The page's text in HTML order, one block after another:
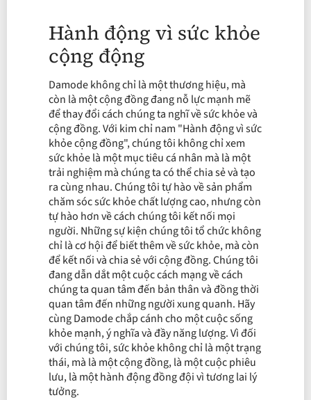
Hành động vì sức khỏe
cộng động
Damode không chỉ là một thương hiệu, mà
còn là một cộng đồng đang nỗ lực mạnh mẽ
để thay đổi cách chúng ta nghĩ về sức khỏe và
cộng đồng. Với kim chỉ nam "Hành động vì sức
khỏe cộng đồng", chúng tôi không chỉ xem
sức khỏe là một mục tiêu cá nhân mà là một
trải nghiệm mà chúng ta có thể chia sẻ và tạo
ra cùng nhau. Chúng tôi tự hào về sản phẩm
chăm sóc sức khỏe chất lượng cao, nhưng còn
tự hào hơn về cách chúng tôi kết nối mọi
người. Những sự kiện chúng tôi tổ chức không
chỉ là cơ hội để biết thêm về sức khỏe, mà còn
để kết nối và chia sẻ với cộng đồng. Chúng tôi
đang dẫn dắt một cuộc cách mạng về cách
chúng ta quan tâm đến bản thân và đồng thời
quan tâm đến những người xung quanh. Hãy
cùng Damode chắp cánh cho một cuộc sống
khỏe mạnh, ý nghĩa và đầy năng lượng. Vì đối
với chúng tôi, sức khỏe không chỉ là một trạng
thái, mà là một cộng đồng, là một cuộc phiêu
lưu, là một hành động đồng đội vì tương lai lý
tưởng.